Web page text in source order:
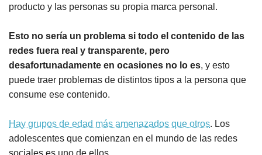
producto y las personas su propia marca personal.
Esto no sería un problema si todo el contenido de las
redes fuera real y transparente, pero
desafortunadamente en ocasiones no lo es, y esto
puede traer problemas de distintos tipos a la persona que
consume ese contenido.
Hay grupos de edad más amenazados que otros. Los
adolescentes que comienzan en el mundo de las redes
sociales es uno de ellos.